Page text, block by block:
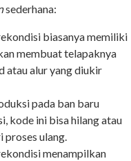
sederhana:
biasanya memiliki
membuat telapaknya
atau alur yang diukir
pada ban baru
kode ini bisa hilang atau
proses ulang.
menampilkan